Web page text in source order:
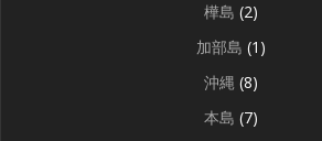
樺島 (2)
加部島 (1)
沖縄 (8)
本島 (7)